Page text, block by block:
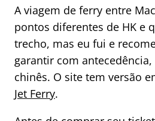
A viagem de ferry entre
pontos diferentes de HK e
trecho, mas eu fui e
garantir com
chinês. O site tem versão
Jet Ferry.